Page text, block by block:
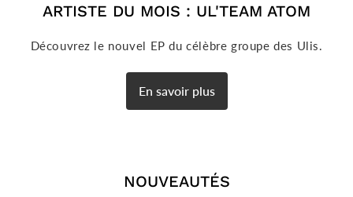
ARTISTE DU MOIS : UL'TEAM ATOM
Découvrez le nouvel EP du célèbre groupe des Ulis.
En savoir plus
NOUVEAUTÉS